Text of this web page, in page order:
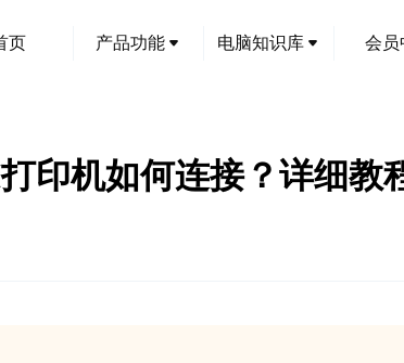
页 产品功能 电脑知识库 会员
印机如何连接？详细教